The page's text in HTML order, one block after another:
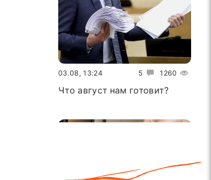
5 1260
03.08, 13:24
Что август нам готовит?